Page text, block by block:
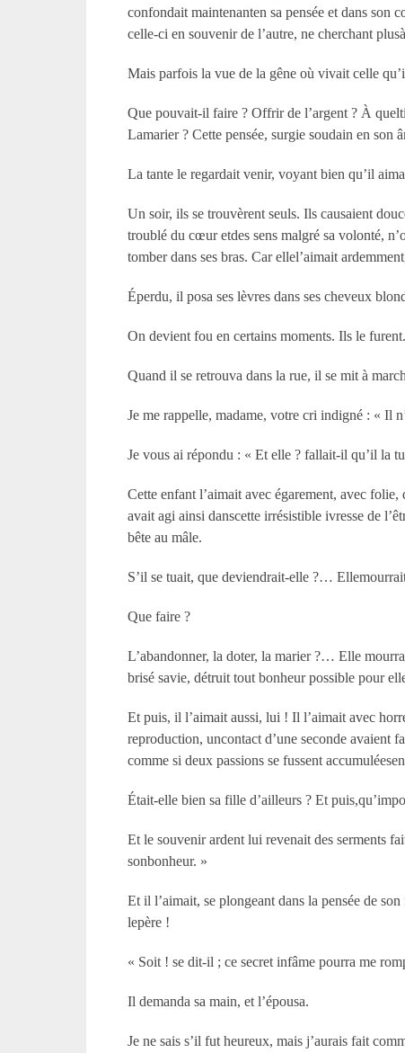
confondait maintenanten sa pensée et dans son
celle-ci en souvenir de l’autre, ne cherchant
Mais parfois la vue de la gêne où vivait celle
Que pouvait-il faire ? Offrir de l’argent ? À
Lamarier ? Cette pensée, surgie soudain en son
La tante le regardait venir, voyant bien qu’il
Un soir, ils se trouvèrent seuls. Ils causaient
troublé du cœur etdes sens malgré sa volonté,
tomber dans ses bras. Car ellel’aimait
Éperdu, il posa ses lèvres dans ses cheveux
On devient fou en certains moments. Ils le furent.
Quand il se retrouva dans la rue, il se mit à
Je me rappelle, madame, votre cri indigné : « Il
Je vous ai répondu : « Et elle ? fallait-il qu’il la
Cette enfant l’aimait avec égarement, avec
avait agi ainsi danscette irrésistible ivresse de
bête au mâle.
S’il se tuait, que deviendrait-elle ?…
Que faire ?
L’abandonner, la doter, la marier ?… Elle
brisé savie, détruit tout bonheur possible pour
Et puis, il l’aimait aussi, lui ! Il l’aimait avec
reproduction, uncontact d’une seconde avaient
comme si deux passions se fussent
Était-elle bien sa fille d’ailleurs ? Et
Et le souvenir ardent lui revenait des serments
sonbonheur. »
Et il l’aimait, se plongeant dans la pensée de
lepère !
« Soit ! se dit-il ; ce secret infâme pourra me
Il demanda sa main, et l’épousa.
Je ne sais s’il fut heureux, mais j’aurais fait